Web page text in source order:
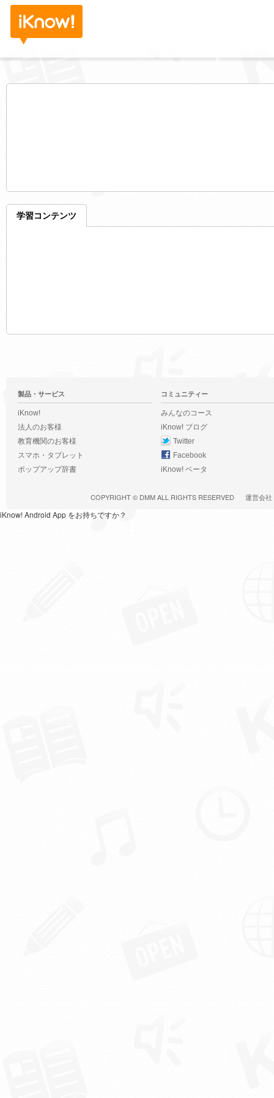
学習コンテンツ
製品・サービス
iKnow!
法人のお客様
教育機関のお客様
スマホ・タブレット
ポップアップ辞書
コミュニティー
みんなのコース
iKnow! ブログ
Twitter
Facebook
iKnow! ベータ
COPYRIGHT © DMMALL RIGHTS RESERVED 運営会社
iKnow! Android App をお持ちですか？